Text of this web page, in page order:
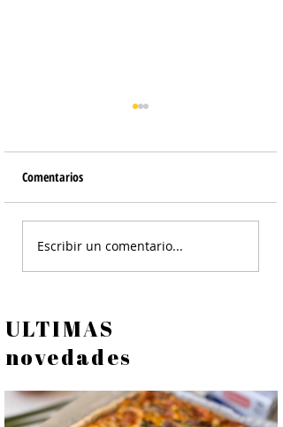
Galletas de Queso
Comentarios
Escribir un comentario...
ULTIMAS
novedades